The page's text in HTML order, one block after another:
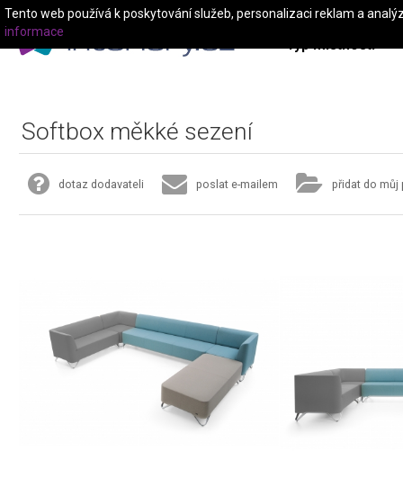
Typ místnosti
Softbox měkké sezení
dotaz dodavateli poslat e-mailem přidat do můj
Tento web používá k poskytování služeb, personalizaci reklam a
informace